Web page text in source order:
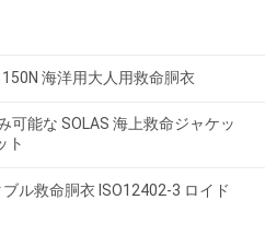
海洋用大人用救命胴衣
可能な SOLAS 海上救命ジャケッ
ト
ル救命胴衣 ISO12402-3 ロイド